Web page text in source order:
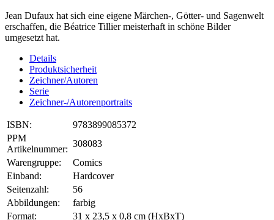
Jean Dufaux hat sich eine eigene Märchen-, Götter- und Sagenwelt
erschaffen, die Béatrice Tillier meisterhaft in schöne Bilder
umgesetzt hat.
Details
Produktsicherheit
Zeichner/Autoren
Serie
Zeichner-/Autorenportraits
ISBN:
9783899085372
PPM
Artikelnummer:
308083
Warengruppe:
Comics
Einband:
Hardcover
Seitenzahl:
56
Abbildungen:
farbig
Format:
31 x 23,5 x 0,8 cm (HxBxT)